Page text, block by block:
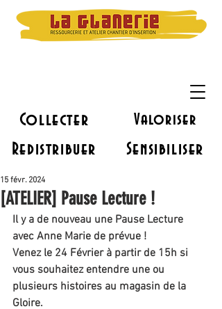
Collecter Valoriser
Redistribuer Sensibiliser
[ATELIER] Pause Lecture !
15 févr. 2024
Il y a de nouveau une Pause Lecture
avec Anne Marie de prévue !
Venez le 24 Février à partir de 15h si
vous souhaitez entendre une ou
plusieurs histoires au magasin de la
Gloire.